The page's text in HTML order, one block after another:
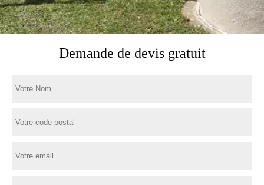
Demande de devis gratuit